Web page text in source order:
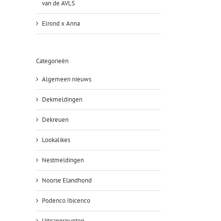
van de AVLS
Elrond x Anna
Categorieën
Algemeen nieuws
Dekmeldingen
Dekreuen
Lookalikes
Nestmeldingen
Noorse Elandhond
Podenco Ibicenco